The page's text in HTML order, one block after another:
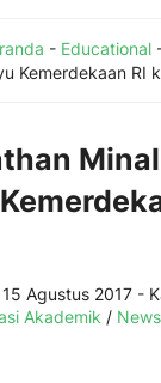
- Educational
Kemerdekaan RI
Agustus 2017 -
Akademik /